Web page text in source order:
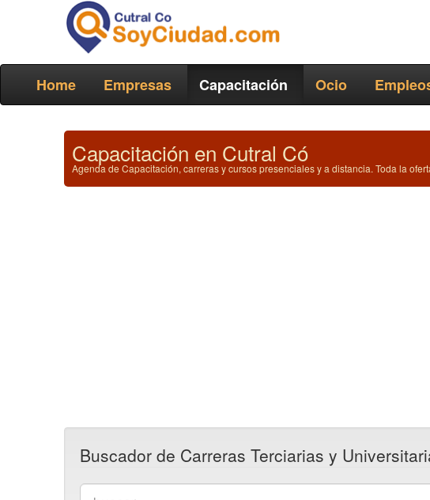
Home Empresas Capacitación Ocio
Capacitación en Cutral Có
Agenda de Capacitación, carreras y cursos presenciales y a distancia. Toda la
Buscador de Carreras Terciarias y